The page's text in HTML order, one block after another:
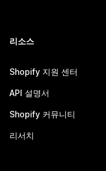
리소스
Shopify 지원 센터
API 설명서
Shopify 커뮤니티
리서치